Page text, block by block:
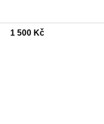
1 500 Kč